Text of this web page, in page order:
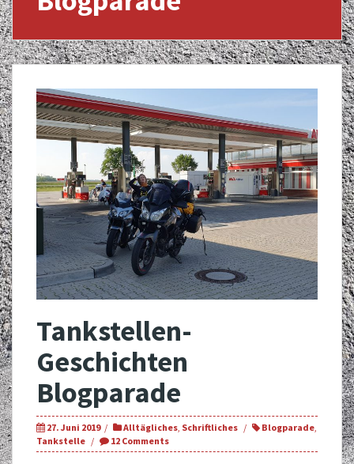
Tankstellen-
Geschichten
Blogparade
27. Juni 2019 Alltägliches, Schriftliches Blogparade,
Tankstelle
12 Comments